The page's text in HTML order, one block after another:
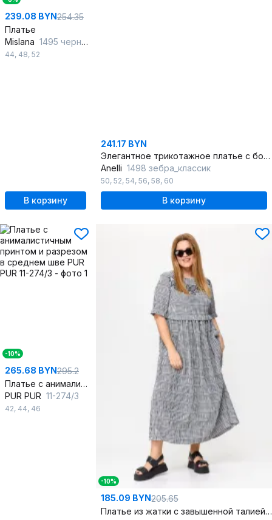
239.08 BYN254.35
Платье
Mislana 1495 черная_клетка
44, 48, 52
В корзину
241.17 BYN
Элегантное трикотажное платье с боковой шлицей, с принтом, комфортное
Anelli 1498 зебра_классик
50, 52, 54, 56, 58, 60
В корзину
-10%
265.68 BYN295.2
Платье с анималистичным принтом и разрезом в среднем шве
PUR PUR 11-274/3
42, 44, 46
-10%
185.09 BYN205.65
Платье из жатки с завышенной талией и карманами